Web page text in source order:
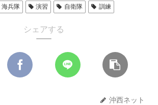
海兵隊 演習 自衛隊 訓練
シェアする
沖西ネット